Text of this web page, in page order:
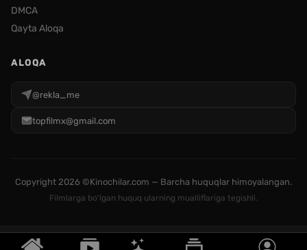
DMCA
Qayta Aloqa
ALOQA
@rekla_me
topfilmx@gmail.com
Copyright 2026 ©Kinochilar.com — Barcha huquqlar himoyalangan.
Filmlarga bo'lgan huquq ularning mualliflariga tegishli.